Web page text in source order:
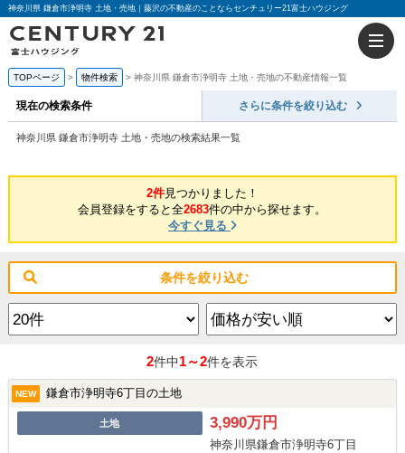
神奈川県 鎌倉市浄明寺 土地・売地｜藤沢の不動産のことならセンチュリー21富士ハウジング
TOPページ 物件検索 神奈川県 鎌倉市浄明寺 土地・売地の不動産情報一覧
現在の検索条件 さらに条件を絞り込む
神奈川県 鎌倉市浄明寺 土地・売地の検索結果一覧
2件見つかりました！
会員登録をすると全2683件の中から探せます。
今すぐ見る
条件を絞り込む
2件中1～2件を表示
NEW 鎌倉市浄明寺6丁目の土地
土地 3,990万円
神奈川県鎌倉市浄明寺6丁目